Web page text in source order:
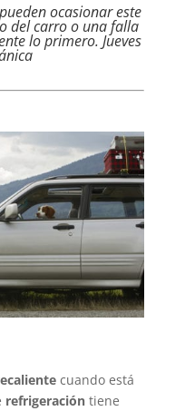
ocasionar este
del carro o una falla
lo primero. Jueves
cuando está
refrigeración tiene